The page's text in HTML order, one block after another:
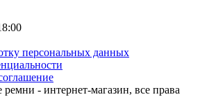
персональных данных
- интернет-магазин, все права